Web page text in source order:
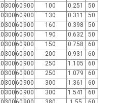
300 60 900 100 0.251
50
300 60 900 130 0.311
50
300 60 900 160 0.398
50
300 60 900 190 0.632
50
300 60 900 150 0.758
60
300 60 900 200 0.931
60
300 60 900 250 1.105
60
300 60 900 250 1.079
60
300 60 900 300 1.361
60
300 60 900 300 1.541
60